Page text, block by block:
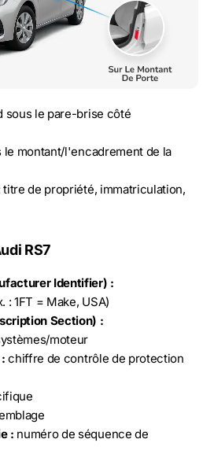
sous le pare-brise côté
le montant/l'encadrement de la
titre de propriété, immatriculation,
RS7
Identifier) :
1FT = Make, USA)
Section) :
moteur
chiffre de contrôle de protection
: numéro de séquence de